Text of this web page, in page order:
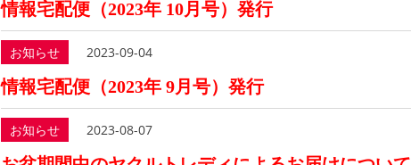
情報宅配便（2023年 10月号）発行
お知らせ 2023-09-04
情報宅配便（2023年 9月号）発行
お知らせ 2023-08-07